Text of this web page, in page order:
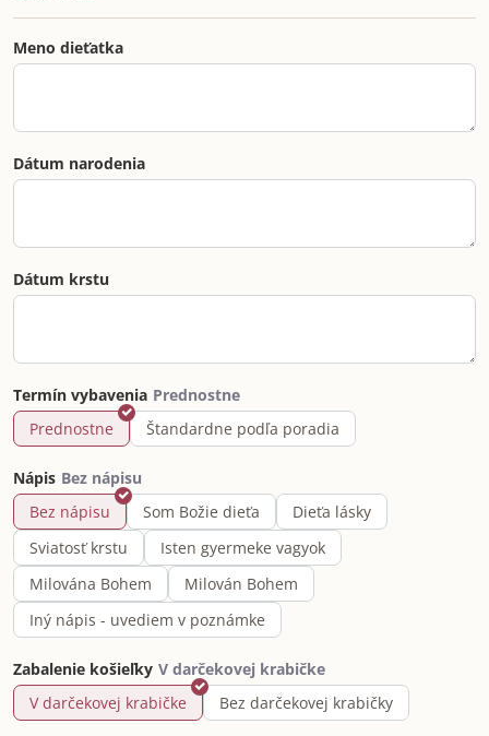
Meno dieťatka
Dátum narodenia
Dátum krstu
Termín vybavenia
Prednostne
Štandardne podľa poradia
Nápis
Bez nápisu
Som Božie dieťa
Dieťa lásky
Sviatosť krstu
Isten gyermeke vagyok
Milována Bohem
Milován Bohem
Iný nápis - uvediem v poznámke
Zabalenie košieľky
V darčekovej krabičke
Bez darčekovej krabičky